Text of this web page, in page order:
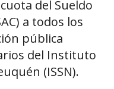
del Sueldo
a todos los
pública
del Instituto
(ISSN).